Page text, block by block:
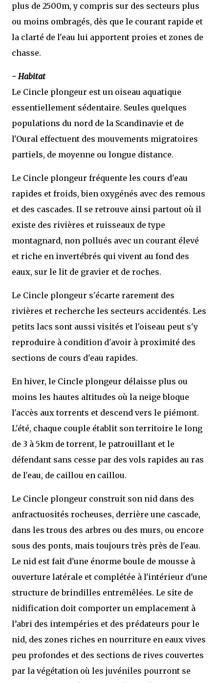
plus de 2500m, y compris sur des secteurs plus
ou moins ombragés, dès que le courant rapide et
la clarté de l'eau lui apportent proies et zones de
chasse.
- Habitat
Le Cincle plongeur est un oiseau aquatique
essentiellement sédentaire. Seules quelques
populations du nord de la Scandinavie et de
l'Oural effectuent des mouvements migratoires
partiels, de moyenne ou longue distance.
Le Cincle plongeur fréquente les cours d'eau
rapides et froids, bien oxygénés avec des remous
et des cascades. Il se retrouve ainsi partout où il
existe des rivières et ruisseaux de type
montagnard, non pollués avec un courant élevé
et riche en invertébrés qui vivent au fond des
eaux, sur le lit de gravier et de roches.
Le Cincle plongeur s'écarte rarement des
rivières et recherche les secteurs accidentés. Les
petits lacs sont aussi visités et l'oiseau peut s'y
reproduire à condition d'avoir à proximité des
sections de cours d'eau rapides.
En hiver, le Cincle plongeur délaisse plus ou
moins les hautes altitudes où la neige bloque
l'accès aux torrents et descend vers le piémont.
L'été, chaque couple établit son territoire le long
de 3 à 5km de torrent, le patrouillant et le
défendant sans cesse par des vols rapides au ras
de l'eau, de caillou en caillou.
Le Cincle plongeur construit son nid dans des
anfractuosités rocheuses, derrière une cascade,
dans les trous des arbres ou des murs, ou encore
sous des ponts, mais toujours très près de l'eau.
Le nid est fait d'une énorme boule de mousse à
ouverture latérale et complétée à l'intérieur d'une
structure de brindilles entremêlées. Le site de
nidification doit comporter un emplacement à
l’abri des intempéries et des prédateurs pour le
nid, des zones riches en nourriture en eaux vives
peu profondes et des sections de rives couvertes
par la végétation où les juvéniles pourront se